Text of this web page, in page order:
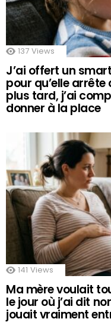
137 Views
J’ai offert un
pour qu’elle
plus tard, j’ai
donner à la place
141 Views
Ma mère voulait
le jour où j’ai dit
jouait vraiment